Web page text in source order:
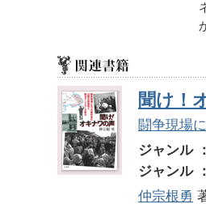
聞け！
闘争現場
ジャンル
ジャンル
仲宗根勇